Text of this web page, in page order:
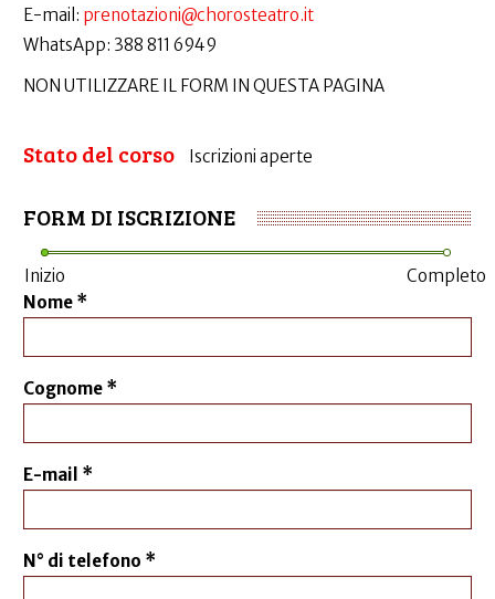
E-mail: prenotazioni@chorosteatro.it
WhatsApp: 388 811 6949
NON UTILIZZARE IL FORM IN QUESTA PAGINA
Stato del corso Iscrizioni aperte
FORM DI ISCRIZIONE
Inizio
Completo
Nome *
Cognome *
E-mail *
N° di telefono *